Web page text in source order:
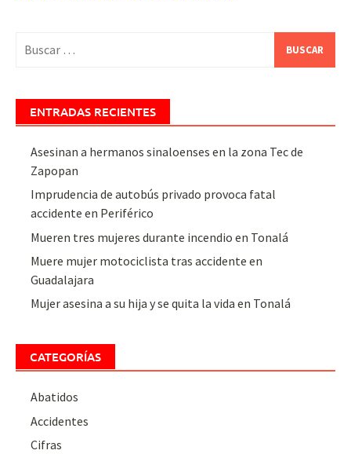
ENTRADAS RECIENTES
Asesinan a hermanos sinaloenses en la zona Tec de
Zapopan
Imprudencia de autobús privado provoca fatal
accidente en Periférico
Mueren tres mujeres durante incendio en Tonalá
Muere mujer motociclista tras accidente en
Guadalajara
Mujer asesina a su hija y se quita la vida en Tonalá
CATEGORÍAS
Abatidos
Accidentes
Cifras